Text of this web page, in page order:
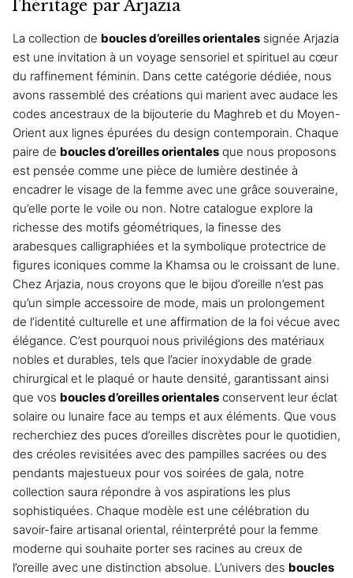
peuvent
être
choisies
sur
la
page
du
produit
l’héritage par Arjazia
La collection de boucles d’oreilles orientales signée Arjazia
est une invitation à un voyage sensoriel et spirituel au cœur
du raffinement féminin. Dans cette catégorie dédiée, nous
avons rassemblé des créations qui marient avec audace les
codes ancestraux de la bijouterie du Maghreb et du Moyen-
Orient aux lignes épurées du design contemporain. Chaque
paire de boucles d’oreilles orientales que nous proposons
est pensée comme une pièce de lumière destinée à
encadrer le visage de la femme avec une grâce souveraine,
qu’elle porte le voile ou non. Notre catalogue explore la
richesse des motifs géométriques, la finesse des
arabesques calligraphiées et la symbolique protectrice de
figures iconiques comme la Khamsa ou le croissant de lune.
Chez Arjazia, nous croyons que le bijou d’oreille n’est pas
qu’un simple accessoire de mode, mais un prolongement
de l’identité culturelle et une affirmation de la foi vécue avec
élégance. C’est pourquoi nous privilégions des matériaux
nobles et durables, tels que l’acier inoxydable de grade
chirurgical et le plaqué or haute densité, garantissant ainsi
que vos boucles d’oreilles orientales conservent leur éclat
solaire ou lunaire face au temps et aux éléments. Que vous
recherchiez des puces d’oreilles discrètes pour le quotidien,
des créoles revisitées avec des pampilles sacrées ou des
pendants majestueux pour vos soirées de gala, notre
collection saura répondre à vos aspirations les plus
sophistiquées. Chaque modèle est une célébration du
savoir-faire artisanal oriental, réinterprété pour la femme
moderne qui souhaite porter ses racines au creux de
l’oreille avec une distinction absolue. L’univers des boucles